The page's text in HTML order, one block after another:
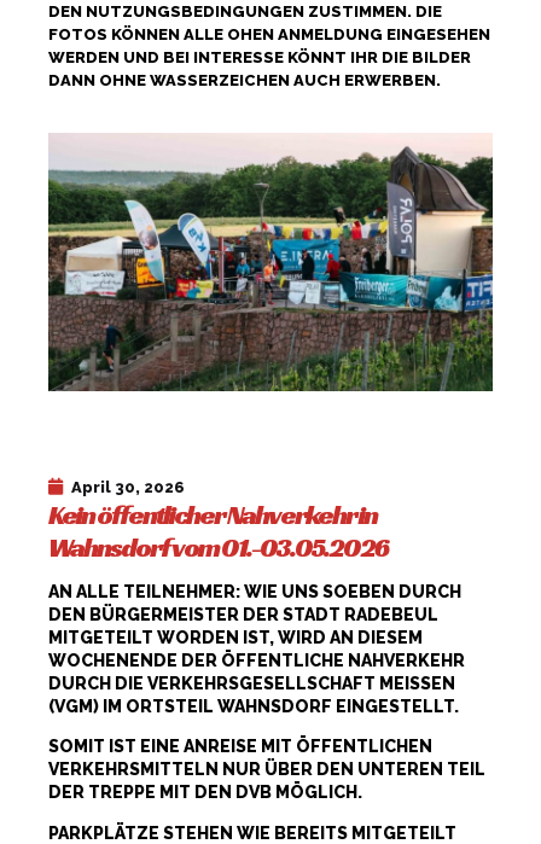
DEN NUTZUNGSBEDINGUNGEN ZUSTIMMEN. DIE
FOTOS KÖNNEN ALLE OHEN ANMELDUNG EINGESEHEN
WERDEN UND BEI INTERESSE KÖNNT IHR DIE BILDER
DANN OHNE WASSERZEICHEN AUCH ERWERBEN.
April 30, 2026
Kein öffentlicher Nahverkehr in
Wahnsdorf vom 01.-03.05.2026
AN ALLE TEILNEHMER: WIE UNS SOEBEN DURCH
DEN BÜRGERMEISTER DER STADT RADEBEUL
MITGETEILT WORDEN IST, WIRD AN DIESEM
WOCHENENDE DER ÖFFENTLICHE NAHVERKEHR
DURCH DIE VERKEHRSGESELLSCHAFT MEISSEN (
VGM) IM ORTSTEIL WAHNSDORF EINGESTELLT.
SOMIT IST EINE ANREISE MIT ÖFFENTLICHEN
VERKEHRSMITTELN NUR ÜBER DEN UNTEREN TEIL
DER TREPPE MIT DEN DVB MÖGLICH.
PARKPLÄTZE STEHEN WIE BEREITS MITGETEILT